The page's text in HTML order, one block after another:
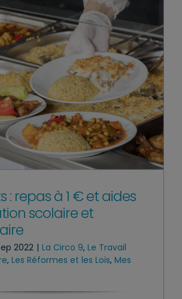
: repas à 1 € et aides
scolaire et
2022 | La Circo 9, Le Travail
, Les Réformes et les Lois, Mes